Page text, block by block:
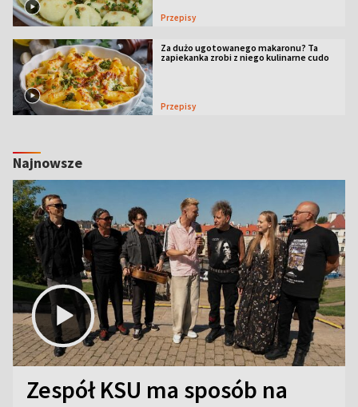
Przepisy
Za dużo ugotowanego makaronu? Ta
zapiekanka zrobi z niego kulinarne cudo
Przepisy
Najnowsze
Zespół KSU ma sposób na